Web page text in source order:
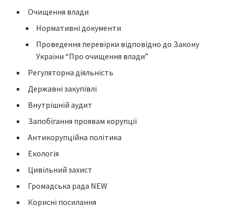
Очищення влади
Нормативні документи
Проведення перевірки відповідно до Закону
України “Про очищення влади”
Регуляторна діяльність
Державні закупівлі
Внутрішній аудит
Запобігання проявам корупції
Антикорупційна політика
Екологія
Цивільний захист
Громадська рада NEW
Корисні посилання